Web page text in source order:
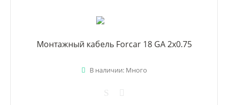
Монтажный кабель Forcar 18 GA 2x0.75
В наличии: Много